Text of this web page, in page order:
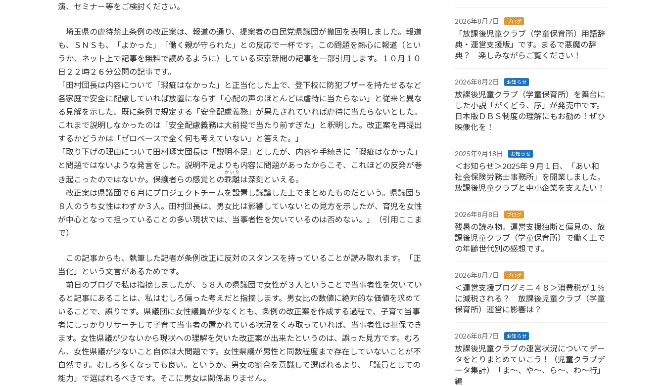
演、セミナー等をご検討ください。
埼玉県の虐待禁止条例の改正案は、報道の通り、提案者の自民党県議団が撤回を表明しました。報道
も、ＳＮＳも、「よかった」「働く親が守られた」との反応で一杯です。この問題を熱心に報道（とい
うか、ネット上で記事を無料で読めるように）している東京新聞の記事を一部引用します。１０月１０
日２２時２６分公開の記事です。
「田村団長は内容について「瑕疵はなかった」と正当化した上で、登下校に防犯ブザーを持たせるなど
各家庭で安全に配慮していれば放置にならず「心配の声のほとんどは虐待に当たらない」と従来と異な
る見解を示した。既に条例で規定する「安全配慮義務」が果たされていれば虐待に当たらないとした。
これまで説明しなかったのは「安全配慮義務は大前提で当たり前すぎた」と釈明した。改正案を再提出
するかどうかは「ゼロベースで全く何も考えていない」と答えた。」
「取り下げの理由について田村琢実団長は「説明不足」としたが、内容や手続きに「瑕疵はなかった」
と問題ではないような発言をした。説明不足よりも内容に問題があったからこそ、これほどの反発が巻
き起こったのではないか。保護者らの感覚との乖離
かいり
は深刻といえる。
改正案は県議団で６月にプロジェクトチームを設置し議論した上でまとめたものだという。県議団５
８人のうち女性はわずか３人。田村団長は、男女比は影響していないとの見方を示したが、育児を女性
が中心となって担っていることの多い現状では、当事者性を欠いているのは否めない。」（引用ここま
で）
この記事からも、執筆した記者が条例改正に反対のスタンスを持っていることが読み取れます。「正
当化」という文言があるためです。
前日のブログで私は指摘しましたが、５８人の県議団で女性が３人ということで当事者性を欠いてい
ると記事にあることは、私はむしろ偏った考えだと指摘します。男女比の数値に絶対的な価値を求めて
いることで、誤りです。県議団に女性議員が少なくとも、条例の改正案を作成する過程で、子育て当事
者にしっかりリサーチして子育て当事者の置かれている状況をくみ取っていれば、当事者性は担保でき
ます。女性県議が少ないから現状への理解を欠いた改正案が出来たというのは、誤った見方です。むろ
ん、女性県議が少ないこと自体は大問題です。女性県議が男性と同数程度まで存在していないことが不
自然です。むしろ多くなっても良い。というか、男女の割合を意識して選ばれるより、「議員としての
能力」で選ばれるべきです。そこに男女は関係ありません。
2026年8月7日 ブログ
「放課後児童クラブ（学童保育所）用語辞
典・運営支援版」です。まるで悪魔の辞
典？ 楽しみながらご覧ください！
2026年8月2日 お知らせ
放課後児童クラブ（学童保育所）を舞台に
した小説「がくどう、序」が発売中です。
日本版ＤＢＳ制度の理解にもお勧め！ぜひ
映像化を！
2025年9月18日 お知らせ
＜お知らせ＞2025年９月１日、「あい和
社会保険労務士事務所」を開業しました。
放課後児童クラブと中小企業を支えたい！
2026年8月8日 ブログ
残暑の読み物。運営支援独断と偏見の、放
課後児童クラブ（学童保育所）で働く上で
の年齢世代別の感想です。
2026年8月7日 ブログ
＜運営支援ブログミニ４８＞消費税が１％
に減税される？ 放課後児童クラブ（学童
保育所）運営に影響は？
2026年8月7日 お知らせ
放課後児童クラブの運営状況についてデー
タをとりまとめていこう！（児童クラブデ
ータ集計）「ま～、や～、ら～、わ～行」
編